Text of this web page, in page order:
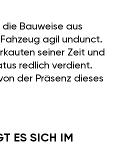
Bauweise aus
agil undunct.
seiner Zeit und
redlich verdient.
der Präsenz dieses
ES SICH IM